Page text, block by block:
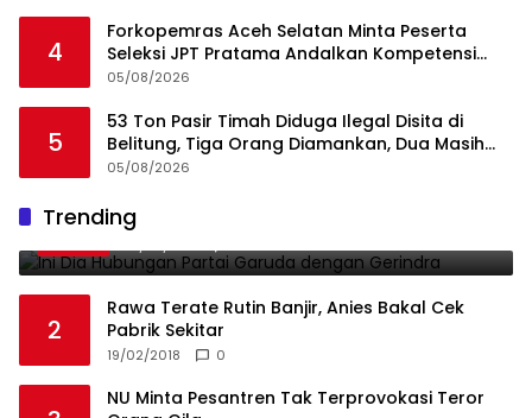
4
Forkopemras Aceh Selatan Minta Peserta
Seleksi JPT Pratama Andalkan Kompetensi
dan Integritas, Bukan Kedekatan
05/08/2026
5
53 Ton Pasir Timah Diduga Ilegal Disita di
Belitung, Tiga Orang Diamankan, Dua Masih
Diburu
05/08/2026
Trending
1
Gerindra
19/02/2018 0
2
Rawa Terate Rutin Banjir, Anies Bakal Cek
Pabrik Sekitar
19/02/2018 0
NU Minta Pesantren Tak Terprovokasi Teror